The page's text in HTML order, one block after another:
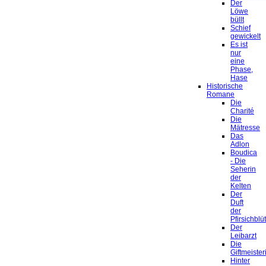
Der
Löwe
büllt
Schief
gewickelt
Es ist
nur
eine
Phase,
Hase
Historische
Romane
Die
Charité
Die
Mätresse
Das
Adlon
Boudica
- Die
Seherin
der
Kelten
Der
Duft
der
Der
Leibarzt
Die
Hinter